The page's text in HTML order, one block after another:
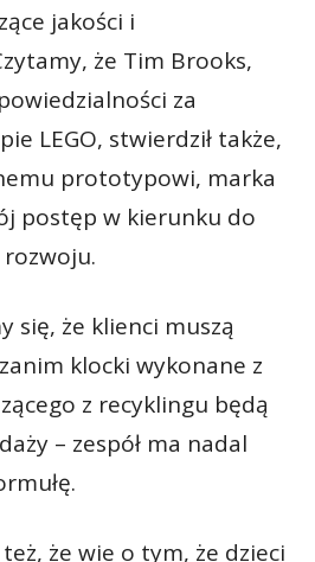
jakości i
że Tim Brooks,
za
LEGO, stwierdził także,
prototypowi, marka
postęp w kierunku do
się, że klienci muszą
klocki wykonane z
z recyklingu będą
– zespół ma nadal
że wie o tym, że dzieci